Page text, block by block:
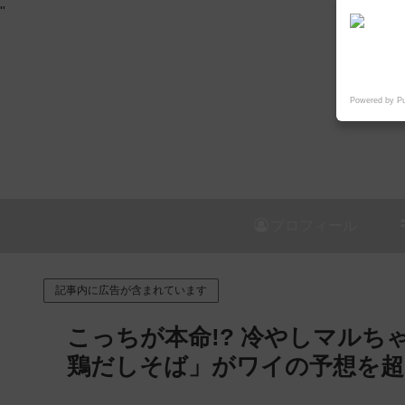
"
記事内に広告が含まれています
こっちが本命!? 冷やしマルち
鶏だしそば」がワイの予想を
Powered by